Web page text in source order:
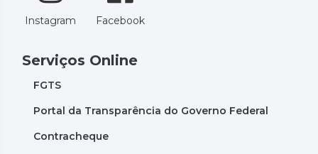
Instagram Facebook
Serviços Online
FGTS
Portal da Transparência do Governo Federal
Contracheque